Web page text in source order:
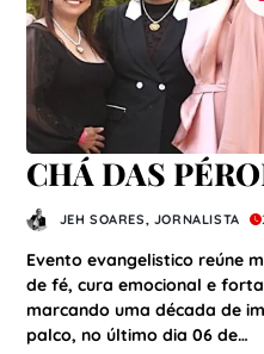
CHÁ DAS
SENHOR
COMO
EM GOIÂNIA
JEH SOARES, JORNALISTA
Evento evangelistico reúne
de fé, cura emocional e
marcando uma década de
palco, no último dia 06 de…